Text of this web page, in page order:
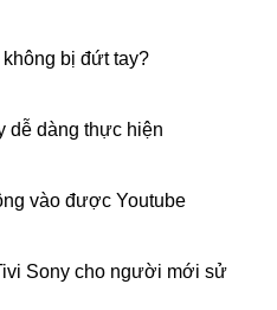
bị đứt tay?
dễ dàng thực hiện
vào được Youtube
Sony cho người mới sử